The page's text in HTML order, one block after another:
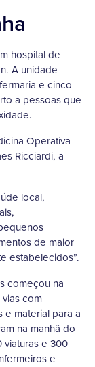
hospital de
A unidade
e cinco
a pessoas que
Operativa
Ricciardi, a
local,
de maior
estabelecidos”.
começou na
com
e material para a
na manhã do
viaturas e 300
e